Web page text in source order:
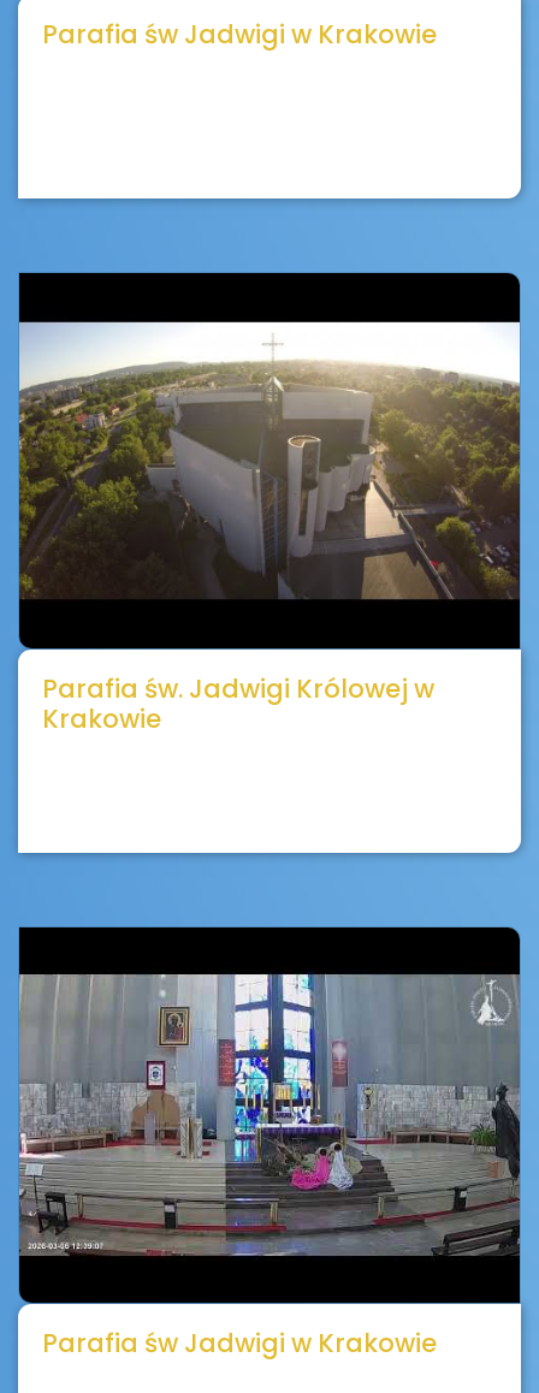
Parafia św Jadwigi w Krakowie
Parafia św. Jadwigi Królowej w
Krakowie
Parafia św Jadwigi w Krakowie